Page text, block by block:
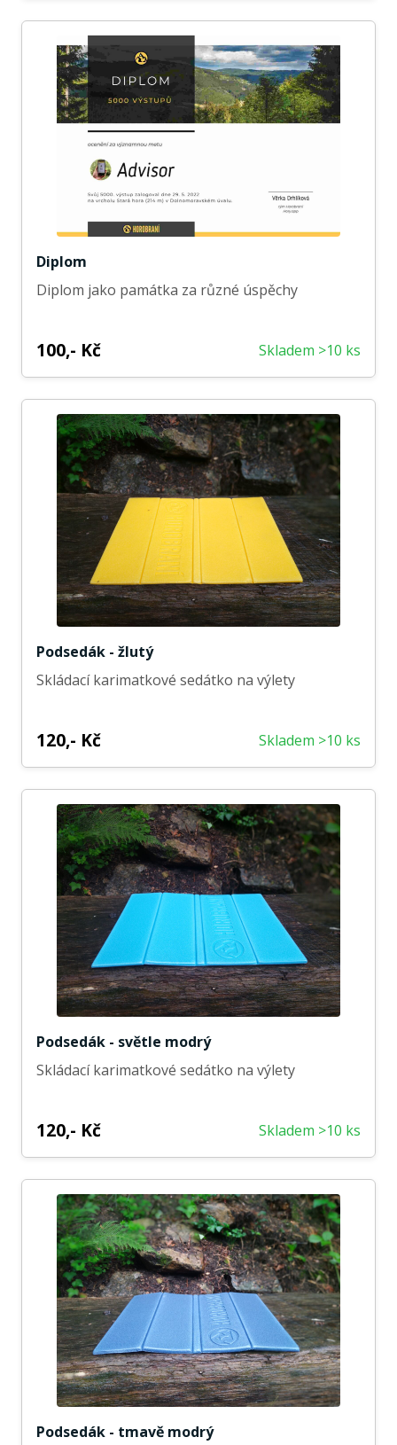
Diplom
Diplom jako památka za různé úspěchy
100,- Kč Skladem >10 ks
Podsedák - žlutý
Skládací karimatkové sedátko na výlety
120,- Kč Skladem >10 ks
Podsedák - světle modrý
Skládací karimatkové sedátko na výlety
120,- Kč Skladem >10 ks
Podsedák - tmavě modrý